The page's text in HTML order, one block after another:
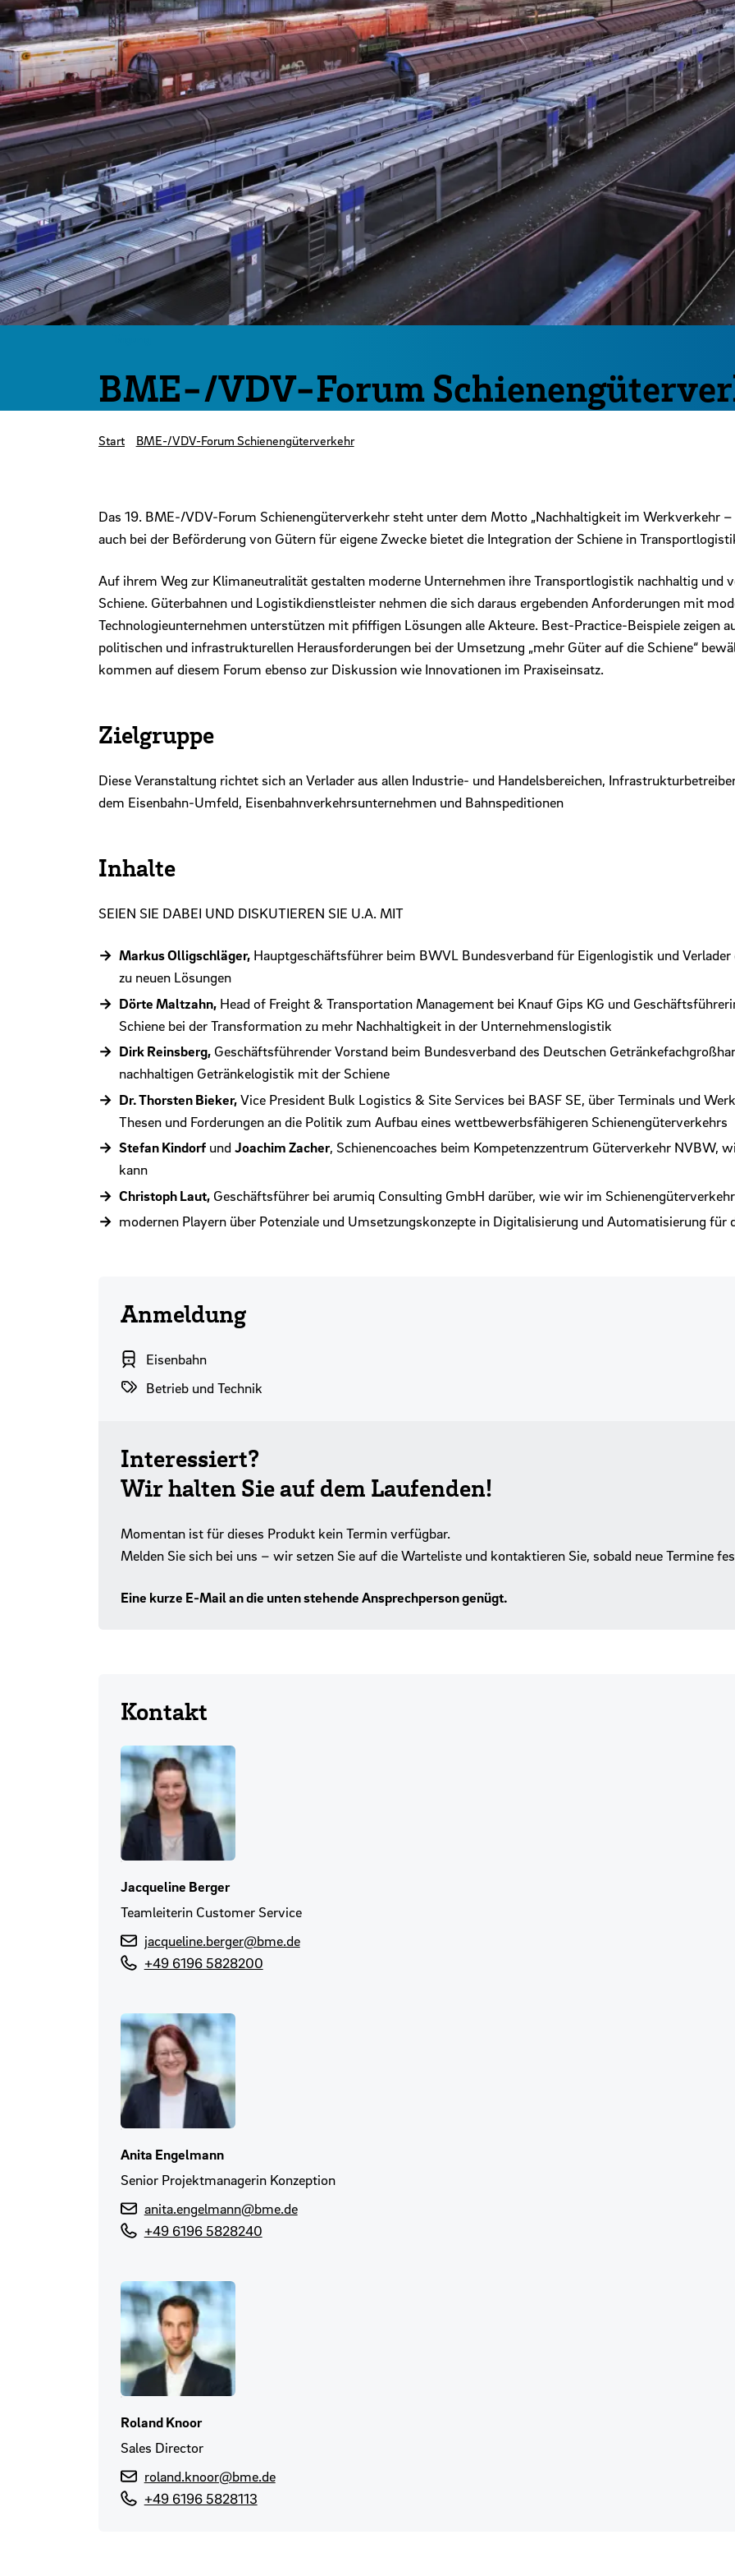
BME-/VDV-Forum
Start BME-/VDV-Forum Schienengüterverkehr
Das 19. BME-/VDV-Forum Schienengüterverkehr steht unter dem Motto „Nachhaltigkeit im Werkverkehr –
auch bei der Beförderung von Gütern für eigene Zwecke bietet die Integration der Schiene in
Auf ihrem Weg zur Klimaneutralität gestalten moderne Unternehmen ihre Transportlogistik nachhaltig und
Schiene. Güterbahnen und Logistikdienstleister nehmen die sich daraus ergebenden Anforderungen mit
Technologieunternehmen unterstützen mit pfiffigen Lösungen alle Akteure. Best-Practice-Beispiele zeigen
politischen und infrastrukturellen Herausforderungen bei der Umsetzung „mehr Güter auf die Schiene“
kommen auf diesem Forum ebenso zur Diskussion wie Innovationen im Praxiseinsatz.
Zielgruppe
Diese Veranstaltung richtet sich an Verlader aus allen Industrie- und Handelsbereichen,
dem Eisenbahn-Umfeld, Eisenbahnverkehrsunternehmen und Bahnspeditionen
Inhalte
SEIEN SIE DABEI UND DISKUTIEREN SIE U.A. MIT
Markus Olligschläger, Hauptgeschäftsführer beim BWVL Bundesverband für Eigenlogistik und Verlader
zu neuen Lösungen
Dörte Maltzahn, Head of Freight & Transportation Management bei Knauf Gips KG und
Schiene bei der Transformation zu mehr Nachhaltigkeit in der Unternehmenslogistik
Dirk Reinsberg, Geschäftsführender Vorstand beim Bundesverband des Deutschen
nachhaltigen Getränkelogistik mit der Schiene
Dr. Thorsten Bieker,Vice President Bulk Logistics & Site Services bei BASF SE, über Terminals und
Thesen und Forderungen an die Politik zum Aufbau eines wettbewerbsfähigeren Schienengüterverkehrs
Stefan Kindorf undJoachim Zacher, Schienencoaches beim Kompetenzzentrum Güterverkehr NVBW,
kann
Christoph Laut, Geschäftsführer bei arumiq Consulting GmbH darüber, wie wir im
modernen Playern über Potenziale und Umsetzungskonzepte in Digitalisierung und Automatisierung für
Anmeldung
Branchenbereich
Eisenbahn
Themenwelten
Betrieb und Technik
Interessiert?
Wir halten Sie auf dem Laufenden!
Momentan ist für dieses Produkt kein Termin verfügbar.
Melden Sie sich bei uns – wir setzen Sie auf die Warteliste und kontaktieren Sie, sobald neue Termine
Eine kurze E-Mail an die unten stehende Ansprechperson genügt.
Kontakt
Jacqueline Berger
Teamleiterin Customer Service
jacqueline.berger@bme.de
+49 6196 5828200
Anita Engelmann
Senior Projektmanagerin Konzeption
anita.engelmann@bme.de
+49 6196 5828240
Roland Knoor
Sales Director
roland.knoor@bme.de
+49 6196 5828113